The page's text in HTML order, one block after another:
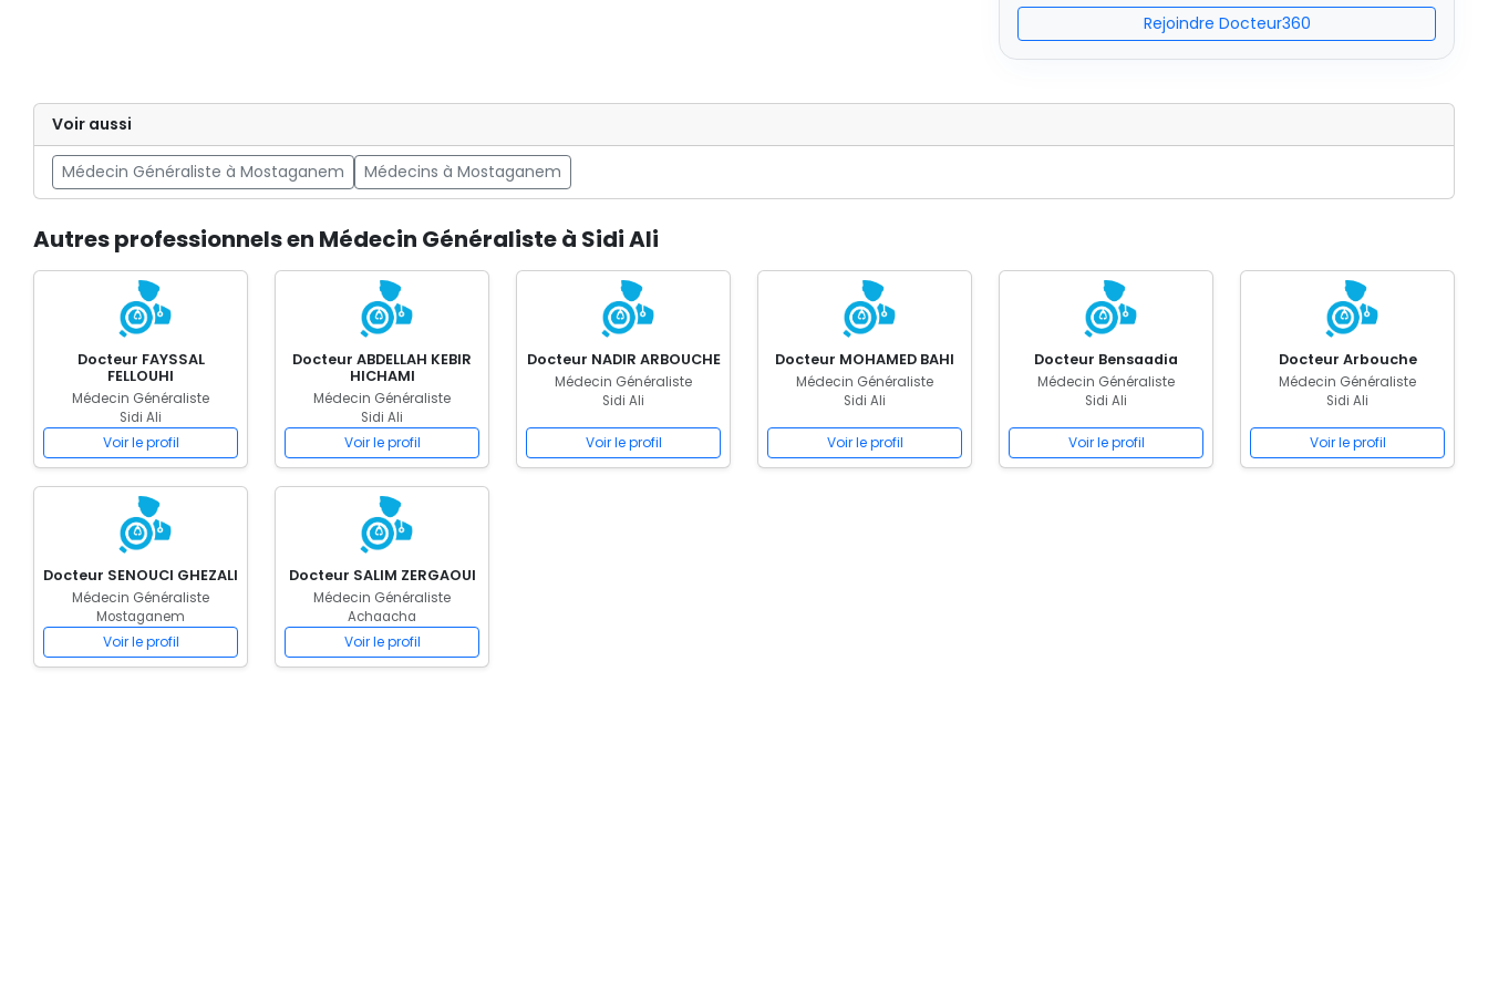
Rejoindre Docteur360
Voir aussi
Médecin Généraliste à Mostaganem Médecins à Mostaganem
Autres professionnels en Médecin Généraliste à Sidi Ali
Docteur FAYSSAL
FELLOUHI
Médecin Généraliste
Sidi Ali
Voir le profil
Docteur ABDELLAH KEBIR
HICHAMI
Médecin Généraliste
Sidi Ali
Voir le profil
Docteur NADIR ARBOUCHE
Médecin Généraliste
Sidi Ali
Voir le profil
Docteur MOHAMED BAHI
Médecin Généraliste
Sidi Ali
Voir le profil
Docteur Bensaadia
Médecin Généraliste
Sidi Ali
Voir le profil
Docteur Arbouche
Médecin Généraliste
Sidi Ali
Voir le profil
Docteur SENOUCI GHEZALI
Médecin Généraliste
Mostaganem
Voir le profil
Docteur SALIM ZERGAOUI
Médecin Généraliste
Achaacha
Voir le profil